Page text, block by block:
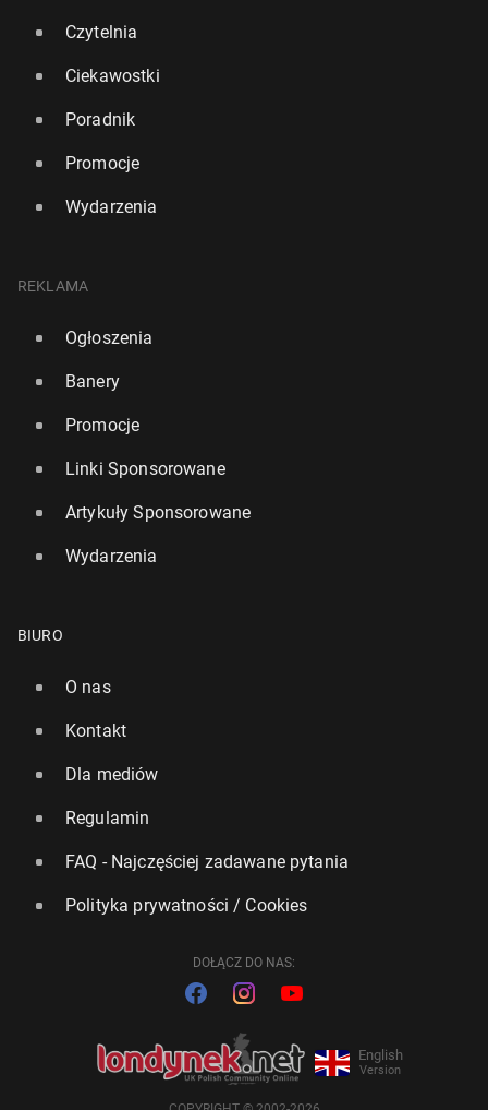
Czytelnia
Ciekawostki
Poradnik
Promocje
Wydarzenia
REKLAMA
Ogłoszenia
Banery
Promocje
Linki Sponsorowane
Artykuły Sponsorowane
Wydarzenia
BIURO
O nas
Kontakt
Dla mediów
Regulamin
FAQ - Najczęściej zadawane pytania
Polityka prywatności / Cookies
DOŁĄCZ DO NAS:
English
Version